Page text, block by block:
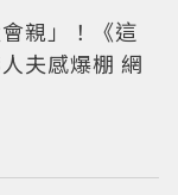
親」！《這
夫感爆棚 網